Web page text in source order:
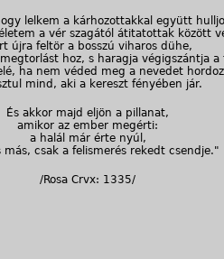
lelkem a kárhozottakkal együtt
a vér szagától átitatottak között
újra feltör a bosszú viharos dühe,
hoz, s haragja végigszántja a
ha nem véded meg a nevedet
mind, aki a kereszt fényében jár.
És akkor majd eljön a pillanat,
amikor az ember megérti:
a halál már érte nyúl,
más, csak a felismerés rekedt csendje."
/Rosa Crvx: 1335/